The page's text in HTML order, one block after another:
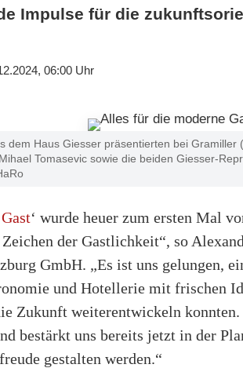
Impulse für die
06:00 Uhr
dem Haus Giesser präsentierten bei Gramiller
Tomasevic sowie die beiden Giesser-
‘ wurde heuer zum ersten Mal
der Gastlichkeit“, so
GmbH. „Es ist uns gelungen,
und Hotellerie mit frischen
Zukunft weiterentwickeln
bestärkt uns bereits jetzt in der
gestalten werden.“